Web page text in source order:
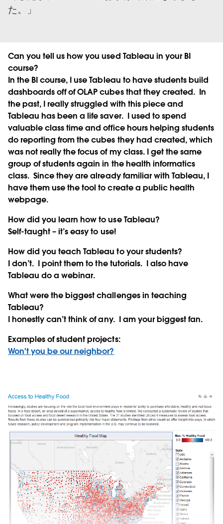
た。
Can you tell us how you used Tableau in your BI
course?
In the BI course, I use Tableau to have students build
dashboards off of OLAP cubes that they created. In
the past, I really struggled with this piece and
Tableau has been a life saver. I used to spend
valuable class time and office hours helping students
do reporting from the cubes they had created, which
was not really the focus of my class. I get the same
group of students again in the health informatics
class. Since they are already familiar with Tableau, I
have them use the tool to create a public health
webpage.
How did you learn how to use Tableau?
Self-taught – it’s easy to use!
How did you teach Tableau to your students?
I don’t. I point them to the tutorials. I also have
Tableau do a webinar.
What were the biggest challenges in teaching
Tableau?
I honestly can’t think of any. I am your biggest fan.
Examples of student projects:
Won't you be our neighbor?